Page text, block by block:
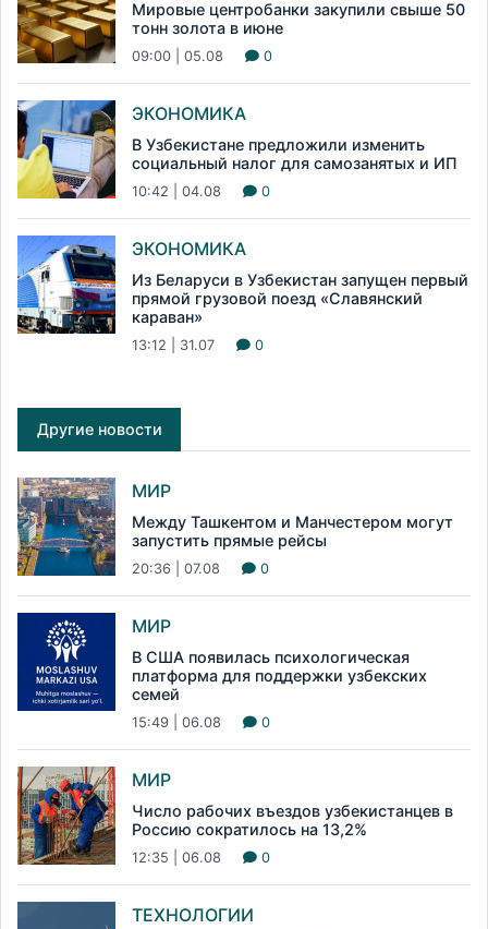
Мировые центробанки закупили свыше 50
тонн золота в июне
09:00 | 05.08 0
ЭКОНОМИКА
В Узбекистане предложили изменить
социальный налог для самозанятых и ИП
10:42 | 04.08 0
ЭКОНОМИКА
Из Беларуси в Узбекистан запущен первый
прямой грузовой поезд «Славянский
караван»
13:12 | 31.07 0
Другие новости
МИР
Между Ташкентом и Манчестером могут
запустить прямые рейсы
20:36 | 07.08 0
МИР
В США появилась психологическая
платформа для поддержки узбекских
семей
15:49 | 06.08 0
МИР
Число рабочих въездов узбекистанцев в
Россию сократилось на 13,2%
12:35 | 06.08 0
ТЕХНОЛОГИИ